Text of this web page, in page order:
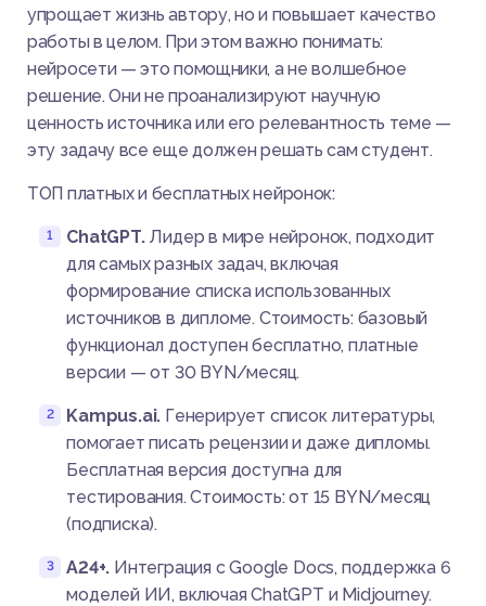
упрощает жизнь автору, но и повышает качество
работы в целом. При этом важно понимать:
нейросети — это помощники, а не волшебное
решение. Они не проанализируют научную
ценность источника или его релевантность теме —
эту задачу все еще должен решать сам студент.
ТОП платных и бесплатных нейронок:
ChatGPT.Лидер в мире нейронок, подходит
для самых разных задач, включая
формирование списка использованных
источников в дипломе. Стоимость: базовый
функционал доступен бесплатно, платные
версии — от 30 BYN/месяц.
Kampus.ai. Генерирует список литературы,
помогает писать рецензии и даже дипломы.
Бесплатная версия доступна для
тестирования. Стоимость: от 15 BYN/месяц
(подписка).
А24+. Интеграция с Google Docs, поддержка 6
моделей ИИ, включая ChatGPT и Midjourney.